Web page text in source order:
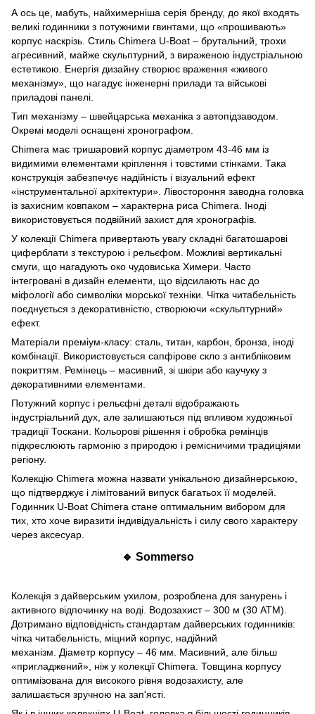
А ось це, мабуть, найхимерніша серія бренду, до якої входять
великі годинники з потужними гвинтами, що «прошивають»
корпус наскрізь. Стиль Chimera U-Boat – брутальний, трохи
агресивний, майже скульптурний, з вираженою індустріальною
естетикою. Енергія дизайну створює враження «живого
механізму», що нагадує інженерні прилади та військові
приладові панелі.
Тип механізму – швейцарська механіка з автопідзаводом.
Окремі моделі оснащені хронографом.
Chimera має тришаровий корпус діаметром 43-46 мм із
видимими елементами кріплення і товстими стінками. Така
конструкція забезпечує надійність і візуальний ефект
«інструментальної архітектури». Лівостороння заводна головка
із захисним ковпаком – характерна риса Chimera. Іноді
використовується подвійний захист для хронографів.
У колекції Chimera привертають увагу складні багатошарові
циферблати з текстурою і рельєфом. Можливі вертикальні
смуги, що нагадують око чудовиська Химери. Часто
інтегровані в дизайн елементи, що відсилають нас до
міфології або символіки морської техніки. Чітка читабельність
поєднується з декоративністю, створюючи «скульптурний»
ефект.
Матеріали преміум-класу: сталь, титан, карбон, бронза, іноді
комбінації. Використовується сапфірове скло з антибліковим
покриттям. Ремінець – масивний, зі шкіри або каучуку з
декоративними елементами.
Потужний корпус і рельєфні деталі відображають
індустріальний дух, але залишаються під впливом художньої
традиції Тоскани. Кольорові рішення і обробка ремінців
підкреслюють гармонію з природою і ремісничими традиціями
регіону.
Колекцію Chimera можна назвати унікальною дизайнерською,
що підтверджує і лімітований випуск багатьох її моделей.
Годинник U-Boat Chimera стане оптимальним вибором для
тих, хто хоче виразити індивідуальність і силу свого характеру
через аксесуар.
🔹 Sommerso
Колекція з дайверським ухилом, розроблена для занурень і
активного відпочинку на воді. Водозахист – 300 м (30 АТМ).
Дотримано відповідність стандартам дайверських годинників:
чітка читабельність, міцний корпус, надійний
механізм. Діаметр корпусу – 46 мм. Масивний, але більш
«пригладжений», ніж у колекції Chimera. Товщина корпусу
оптимізована для високого рівня водозахисту, але
залишається зручною на зап'ясті.